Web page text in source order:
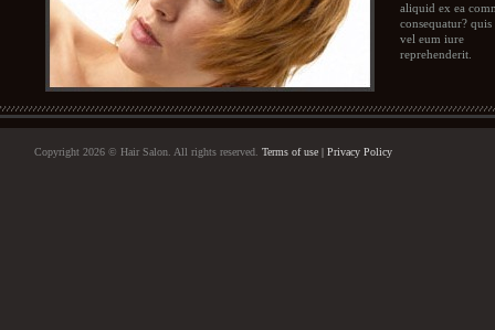
aliquid ex ea
consequatur? quis
vel eum iure
reprehenderit.
Copyright 2026 © Hair Salon. All rights reserved. Terms of use | Privacy Policy